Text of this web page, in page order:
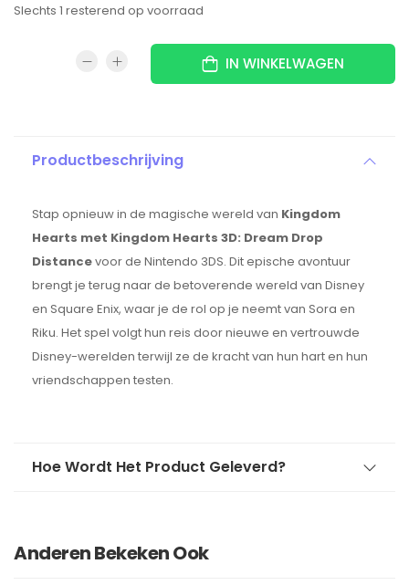
Slechts 1 resterend op voorraad
IN WINKELWAGEN
Productbeschrijving
Stap opnieuw in de magische wereld van Kingdom
Hearts met Kingdom Hearts 3D: Dream Drop
Distancevoor de Nintendo 3DS. Dit epische avontuur
brengt je terug naar de betoverende wereld van Disney
en Square Enix, waar je de rol op je neemt van Sora en
Riku. Het spel volgt hun reis door nieuwe en vertrouwde
Disney-werelden terwijl ze de kracht van hun hart en hun
vriendschappen testen.
Hoe Wordt Het Product Geleverd?
Anderen Bekeken Ook